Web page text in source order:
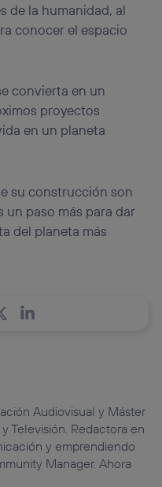
de la humanidad, al
conocer el espacio
convierta en un
proyectos
en un planeta
su construcción son
paso más para dar
del planeta más
Audiovisual y Máster
Televisión. Redactora en
y emprendiendo
Manager. Ahora